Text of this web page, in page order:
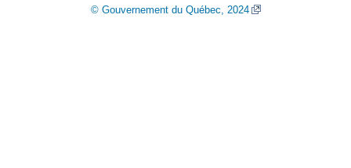
© Gouvernement du Québec, 2024